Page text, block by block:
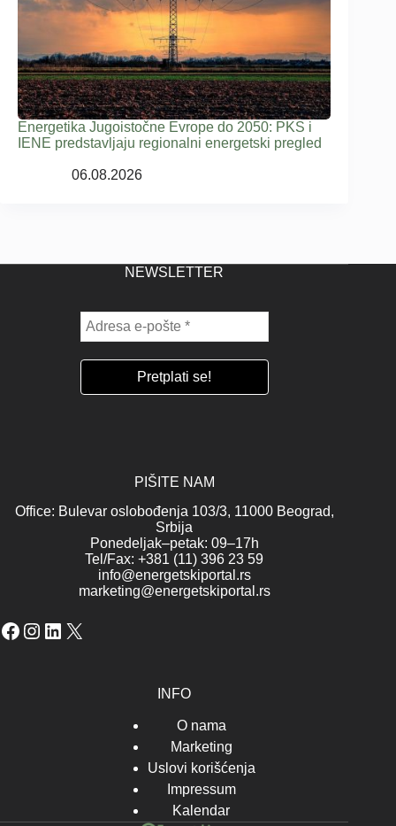
Energetika Jugoistočne Evrope do 2050: PKS i
IENE predstavljaju regionalni energetski pregled
06.08.2026
NEWSLETTER
PIŠITE NAM
Office: Bulevar oslobođenja 103/3, 11000 Beograd,
Srbija
Ponedeljak–petak: 09–17h
Tel/Fax: +381 (11) 396 23 59
info@energetskiportal.rs
marketing@energetskiportal.rs
Facebook
Instagram
LinkedIn
X
INFO
O nama
Marketing
Uslovi korišćenja
Impressum
Kalendar